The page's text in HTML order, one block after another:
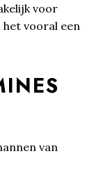
voor
vooral een
van